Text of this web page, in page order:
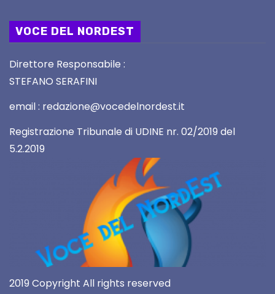
VOCE DEL NORDEST
Direttore Responsabile :
STEFANO SERAFINI
email : redazione@vocedelnordest.it
Registrazione Tribunale di UDINE nr. 02/2019 del
5.2.2019
2019 Copyright All rights reserved